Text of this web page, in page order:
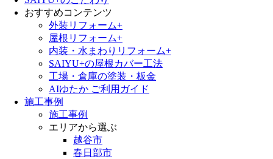
おすすめコンテンツ
外装リフォーム+
屋根リフォーム+
内装・水まわりリフォーム+
SAIYU+の屋根カバー工法
工場・倉庫の塗装・板金
AIゆたか ご利用ガイド
施工事例
施工事例
エリアから選ぶ
越谷市
春日部市